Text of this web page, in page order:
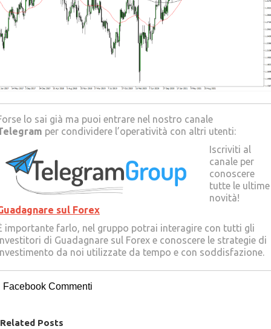
lo sai già ma puoi entrare nel nostro canale
per condividere l’operatività con altri utenti:
Iscriviti al
canale per
conoscere
tutte le ultime
novità!
sul Forex
importante farlo, nel gruppo potrai interagire con tutti gli
di Guadagnare sul Forex e conoscere le strategie di
da noi utilizzate da tempo e con soddisfazione.
Facebook Commenti
Related Posts